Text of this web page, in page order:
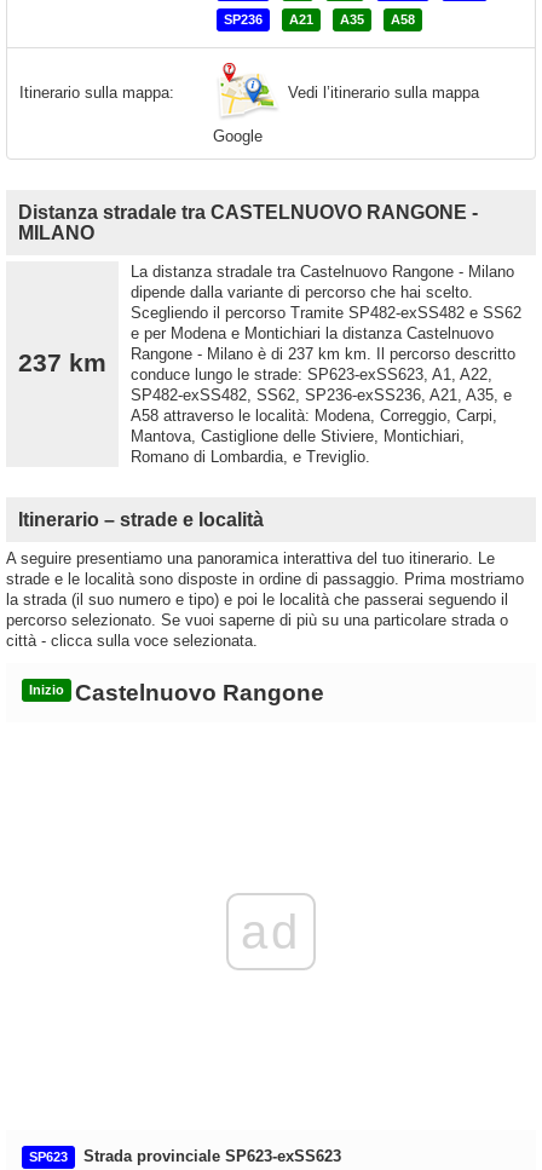
SP236 A21 A35 A58
Itinerario sulla mappa: Vedi l’itinerario sulla mappa
Google
Distanza stradale tra CASTELNUOVO RANGONE -
MILANO
237 km
La distanza stradale tra Castelnuovo Rangone - Milano
dipende dalla variante di percorso che hai scelto.
Scegliendo il percorso Tramite SP482-exSS482 e SS62
e per Modena e Montichiari la distanza Castelnuovo
Rangone - Milano è di 237 km km. Il percorso descritto
conduce lungo le strade: SP623-exSS623, A1, A22,
SP482-exSS482, SS62, SP236-exSS236, A21, A35, e
A58 attraverso le località: Modena, Correggio, Carpi,
Mantova, Castiglione delle Stiviere, Montichiari,
Romano di Lombardia, e Treviglio.
Itinerario – strade e località
A seguire presentiamo una panoramica interattiva del tuo itinerario. Le
strade e le località sono disposte in ordine di passaggio. Prima mostriamo
la strada (il suo numero e tipo) e poi le località che passerai seguendo il
percorso selezionato. Se vuoi saperne di più su una particolare strada o
città - clicca sulla voce selezionata.
Inizio Castelnuovo Rangone
ad
SP623
Strada provinciale SP623-exSS623